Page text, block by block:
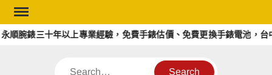
Skip
to
content
腕錶三十年以上專業經驗，免費手錶估價、免費更換手錶電池，台
Search